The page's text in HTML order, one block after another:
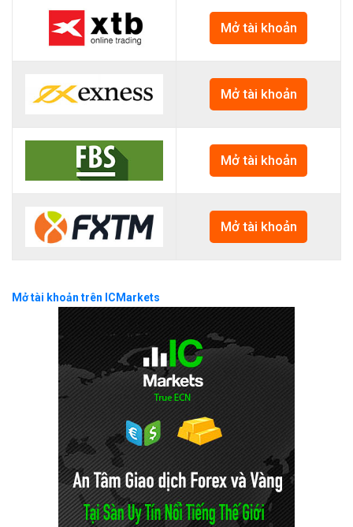
Mở tài khoản
Mở tài khoản
Mở tài khoản
Mở tài khoản
Mở tài khoản trên ICMarkets